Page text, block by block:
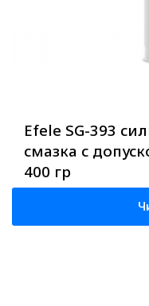
Efele SG-393
смазка с
400 гр